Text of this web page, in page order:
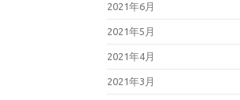
2021年6月
2021年5月
2021年4月
2021年3月